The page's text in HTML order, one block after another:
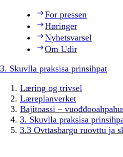
For pressen
Høringer
Nyhetsvarsel
Om Udir
3. Skuvlla praksisa prinsihpat
Læring og trivsel
Læreplanverket
Bajitoassi –
3. Skuvlla praksisa
3.3 Ovttasbargu ruovttu ja